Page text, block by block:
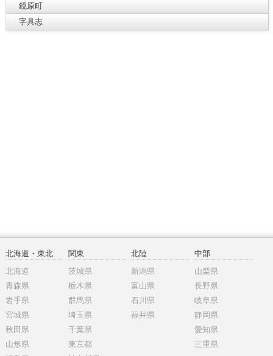
鏡原町
字具志
北海道・東北
北海道
青森県
岩手県
宮城県
秋田県
山形県
関東
茨城県
栃木県
群馬県
埼玉県
千葉県
東京都
北陸
新潟県
富山県
石川県
福井県
中部
山梨県
長野県
岐阜県
静岡県
愛知県
三重県